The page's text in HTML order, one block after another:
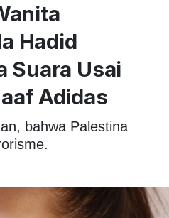
Hadid
Suara Usai
Adidas
bahwa Palestina